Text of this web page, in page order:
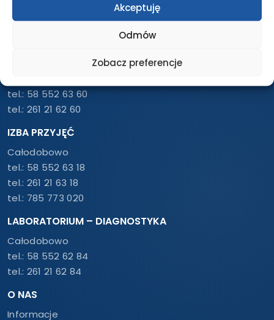
Akceptuję
Odmów
Zobacz preferencje
tel.:58 500 46 10
USG / RTG / TK / REZONANS
tel.: 58 552 63 60
tel.: 261 21 62 60
IZBA PRZYJĘĆ
Całodobowo
tel.: 58 552 63 18
tel.: 261 21 63 18
tel.: 785 773 020
LABORATORIUM – DIAGNOSTYKA
Całodobowo
tel.: 58 552 62 84
tel.: 261 21 62 84
O NAS
Informacje